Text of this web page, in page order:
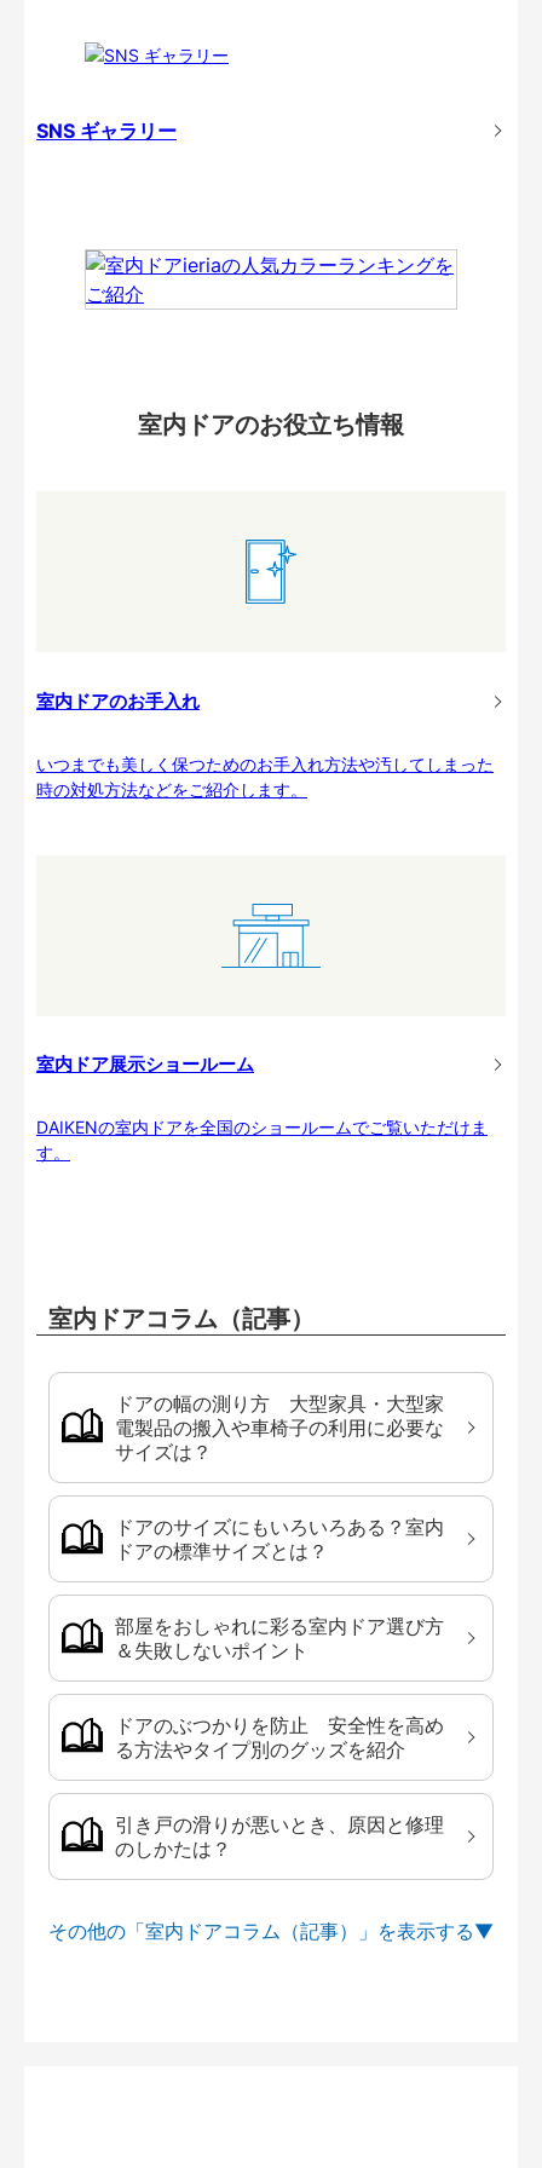
SNS ギャラリー
室内ドアのお役立ち情報
室内ドアのお手入れ
いつまでも美しく保つためのお手入れ方法や汚してしまった
時の対処方法などをご紹介します。
室内ドア展示ショールーム
DAIKENの室内ドアを全国のショールームでご覧いただけま
す。
室内ドアコラム（記事）
ドアの幅の測り方 大型家具・大型家
電製品の搬入や車椅子の利用に必要な
サイズは？
ドアのサイズにもいろいろある？室内
ドアの標準サイズとは？
部屋をおしゃれに彩る室内ドア選び方
＆失敗しないポイント
ドアのぶつかりを防止 安全性を高め
る方法やタイプ別のグッズを紹介
引き戸の滑りが悪いとき、原因と修理
のしかたは？
その他の「室内ドアコラム（記事）」を